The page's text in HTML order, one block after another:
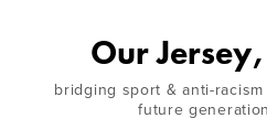
Our
bridging sport & anti-
future